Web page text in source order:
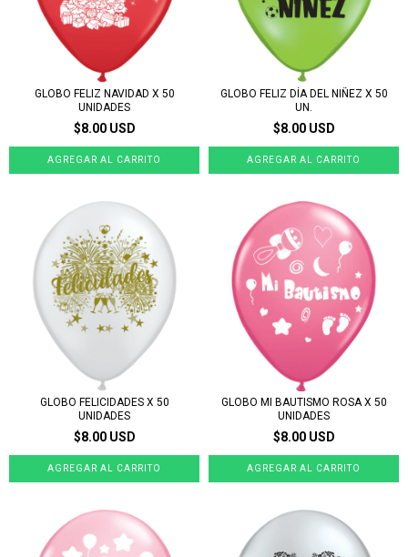
GLOBO FELIZ NAVIDAD X 50
UNIDADES
$8.00 USD
GLOBO FELIZ DÍA DEL NIÑEZ X 50
UN.
$8.00 USD
GLOBO FELICIDADES X 50
UNIDADES
$8.00 USD
GLOBO MI BAUTISMO ROSA X 50
UNIDADES
$8.00 USD